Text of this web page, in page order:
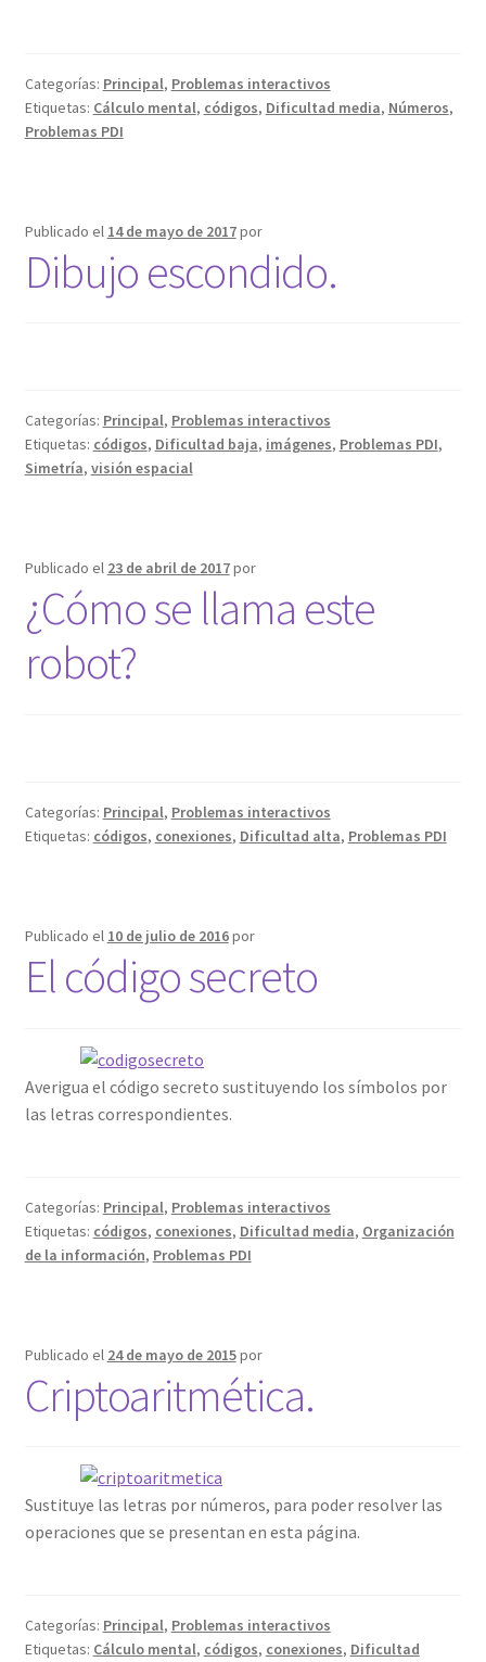
Categorías: Principal, Problemas interactivos
Etiquetas: Cálculo mental, códigos, Dificultad media, Números,
Problemas PDI
Publicado el 14 de mayo de 2017por
Dibujo escondido.
Categorías: Principal, Problemas interactivos
Etiquetas: códigos, Dificultad baja, imágenes, Problemas PDI,
Simetría, visión espacial
Publicado el 23 de abril de 2017por
¿Cómo se llama este
robot?
Categorías: Principal, Problemas interactivos
Etiquetas: códigos, conexiones, Dificultad alta, Problemas PDI
Publicado el 10 de julio de 2016por
El código secreto
Averigua el código secreto sustituyendo los símbolos por
las letras correspondientes.
Categorías: Principal, Problemas interactivos
Etiquetas: códigos, conexiones, Dificultad media, Organización
de la información, Problemas PDI
Publicado el 24 de mayo de 2015por
Criptoaritmética.
Sustituye las letras por números, para poder resolver las
operaciones que se presentan en esta página.
Categorías: Principal, Problemas interactivos
Etiquetas: Cálculo mental, códigos, conexiones, Dificultad